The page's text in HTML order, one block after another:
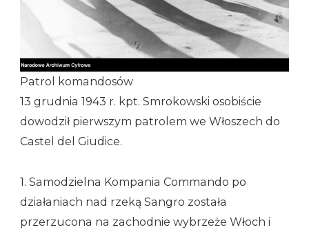
Patrol komandosów
13 grudnia 1943 r. kpt. Smrokowski osobiście
dowodził pierwszym patrolem we Włoszech do
Castel del Giudice.
1. Samodzielna Kompania Commando po
działaniach nad rzeką Sangro została
przerzucona na zachodnie wybrzeże Włoch i